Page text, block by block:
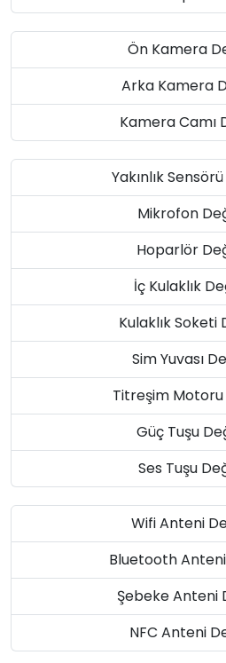
Ön Kamera
Arka Kamera
Kamera Camı
Yakınlık
Mikrofon
Hoparlör
İç Kulaklık
Kulaklık Soketi
Sim Yuvası
Titreşim Motoru
Güç Tuşu
Ses Tuşu
Wifi Anteni
Bluetooth
Şebeke Anteni
NFC Anteni